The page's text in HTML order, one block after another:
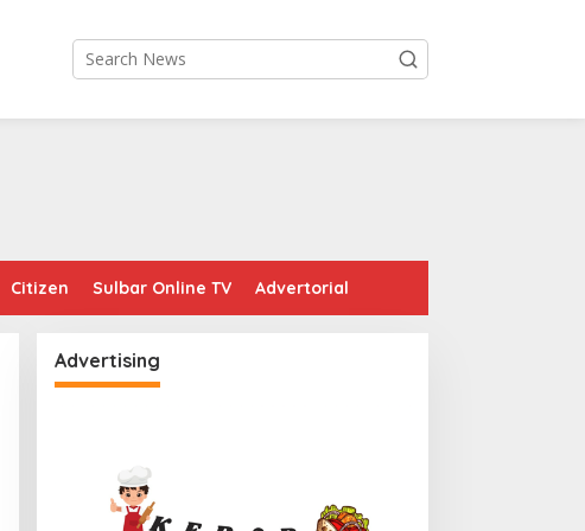
Citizen Sulbar Online TV Advertorial
Advertising